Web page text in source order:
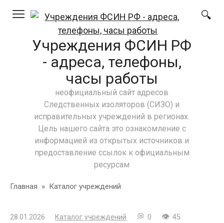
Учреждения ФСИН РФ
- адреса, телефоны,
часы работы
неофициальный сайт адресов
Следственных изоляторов (СИЗО) и
исправительных учреждений в регионах.
Цель нашего сайта это ознакомление с
информацией из открытых источников и
предоставление ссылок к официальным
ресурсам
Главная » Каталог учреждений
28.01.2026 Каталог учреждений 0 45